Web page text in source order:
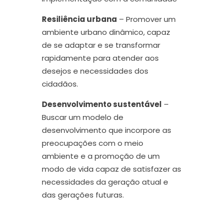
Resiliência urbana – Promover um
ambiente urbano dinâmico, capaz
de se adaptar e se transformar
rapidamente para atender aos
desejos e necessidades dos
cidadãos.
Desenvolvimento sustentável –
Buscar um modelo de
desenvolvimento que incorpore as
preocupações com o meio
ambiente e a promoção de um
modo de vida capaz de satisfazer as
necessidades da geração atual e
das gerações futuras.